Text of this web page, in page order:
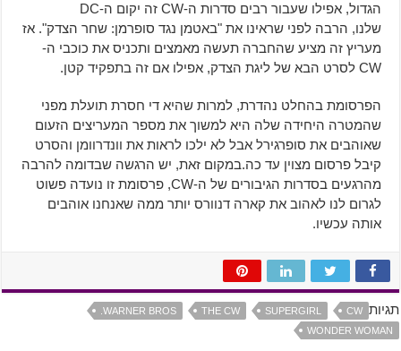
הגדול, אפילו שעבור רבים סדרות ה-CW זה יקום ה-DC
שלנו, הרבה לפני שראינו את "באטמן נגד סופרמן: שחר הצדק". אז
מעריץ זה מציע שהחברה תעשה מאמצים ותכניס את כוכבי ה-
CW לסרט הבא של ליגת הצדק, אפילו אם זה בתפקיד קטן.
הפרסומת בהחלט נהדרת, למרות שהיא די חסרת תועלת מפני
שהמטרה היחידה שלה היא למשוך את מספר המעריצים הזעום
שאוהבים את סופרגירל אבל לא ילכו לראות את וונדרוומן והסרט
קיבל פרסום מצוין עד כה.במקום זאת, יש הרגשה שבדומה להרבה
מהרגעים בסדרות הגיבורים של ה-CW, פרסומת זו נועדה פשוט
לגרום לנו לאהוב את קארה דנוורס יותר ממה שאנחנו אוהבים
אותה עכשיו.
תגיות CW
SUPERGIRL
THE CW
WARNER BROS.
WONDER WOMAN